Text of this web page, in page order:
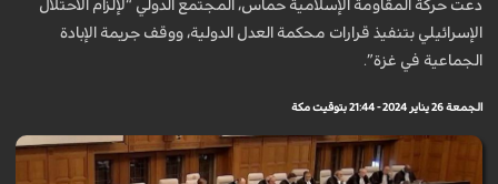
دعت حركة المقاومة الإسلامية حماس، المجتمع الدولي “لإلزام الاحتلال
الإسرائيلي بتنفيذ قرارات محكمة العدل الدولية، ووقف جريمة الإبادة
الجماعية في غزة”.
الجمعة 26 يناير 2024 - 21:44 بتوقيت مكة